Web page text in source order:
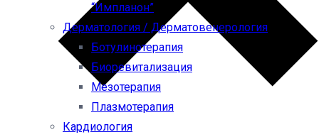
“Импланон”
Дерматология / Дерматовенерология
Ботулинотерапия
Биоревитализация
Мезотерапия
Плазмотерапия
Кардиология